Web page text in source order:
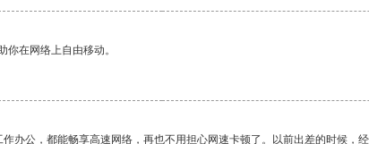
在网络上自由移动。
办公，都能畅享高速网络，再也不用担心网速卡顿了。以前出差的时候，